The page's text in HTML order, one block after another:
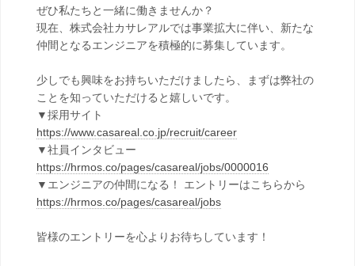
ぜひ私たちと一緒に働きませんか？
現在、株式会社カサレアルでは事業拡大に伴い、新たな
仲間となるエンジニアを積極的に募集しています。
少しでも興味をお持ちいただけましたら、まずは弊社の
ことを知っていただけると嬉しいです。
▼採用サイト
https://www.casareal.co.jp/recruit/career
▼社員インタビュー
https://hrmos.co/pages/casareal/jobs/0000016
▼エンジニアの仲間になる！ エントリーはこちらから
https://hrmos.co/pages/casareal/jobs
皆様のエントリーを心よりお待ちしています！